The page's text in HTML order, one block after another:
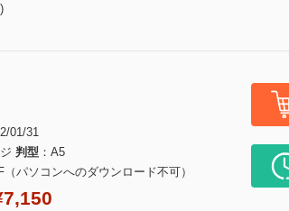
01/31
判型
A5
（パソコンへのダウンロード不可）